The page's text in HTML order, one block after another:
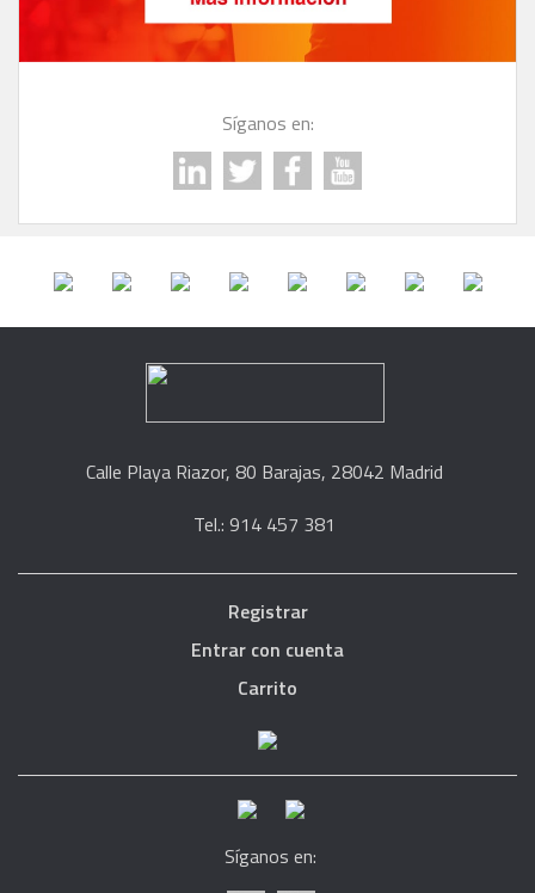
Síganos en:
Calle Playa Riazor, 80 Barajas, 28042 Madrid
Tel.: 914 457 381
Registrar
Entrar con cuenta
Carrito
Síganos en: